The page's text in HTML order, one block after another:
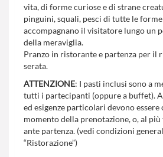
vita, di forme curiose e di strane
pinguini, squali, pesci di tutte le
accompagnano il visitatore lungo un
della meraviglia.
Pranzo in ristorante e partenza per il
serata.
ATTENZIONE: I pasti inclusi sono a
tutti i partecipanti (oppure a buffet).
ed esigenze particolari devono essere
momento della prenotazione, o, al
ante partenza. (vedi condizioni
“Ristorazione”)